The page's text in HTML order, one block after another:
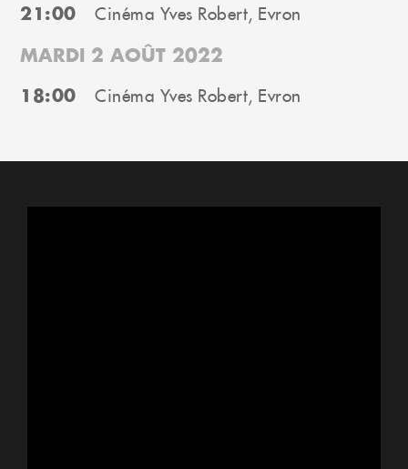
21:00 Cinéma Yves Robert, Evron
MARDI 2 AOÛT 2022
18:00 Cinéma Yves Robert, Evron